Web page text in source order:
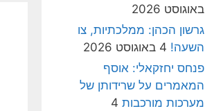
באוגוסט 2026
גרשון הכהן: ממלכתיות, צו
השעה! 4 באוגוסט 2026
פנחס יחזקאלי: אוסף
המאמרים על שרידותן של
מערכות מורכבות 4